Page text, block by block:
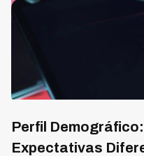
Perfil
Expectativas